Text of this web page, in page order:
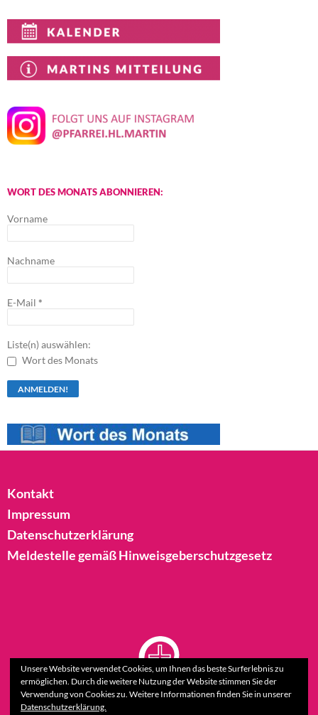
WORT DES MONATS ABONNIEREN:
Vorname
Nachname
E-Mail *
Liste(n) auswählen:
Wort des Monats
Kontakt
Impressum
Datenschutzerklärung
Meldestelle gemäß Hinweisgeberschutzgesetz
Unsere Website verwendet Cookies, um Ihnen das beste Surferlebnis zu
ermöglichen. Durch die weitere Nutzung der Website stimmen Sie der
Verwendung von Cookies zu. Weitere Informationen finden Sie in unserer
Datenschutzerklärung.